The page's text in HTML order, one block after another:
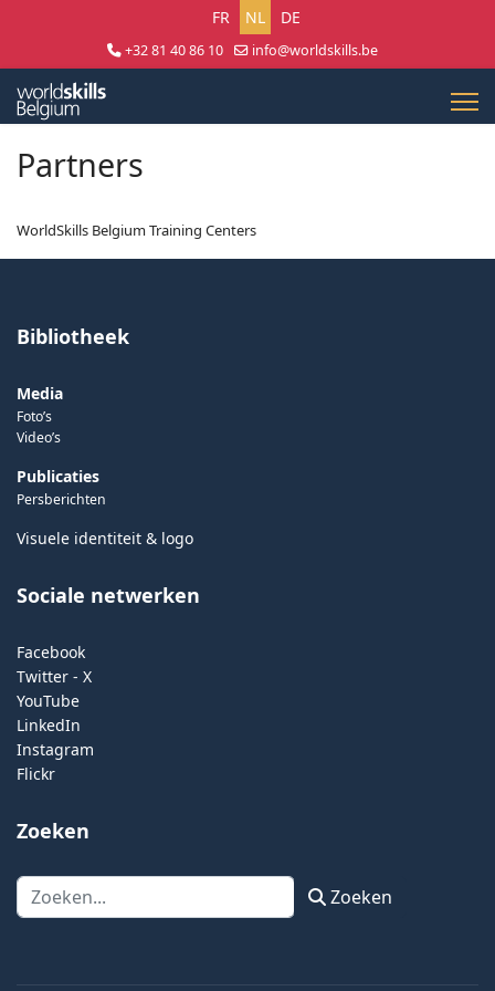
Selecteer uw taal
FR NL DE
+32 81 40 86 10
info@worldskills.be
Partners
WorldSkills Belgium Training Centers
Bibliotheek
Media
Foto’s
Video’s
Publicaties
Persberichten
Visuele identiteit & logo
Sociale netwerken
Facebook
Twitter - X
YouTube
LinkedIn
Instagram
Flickr
Zoeken
Zoeken Zoeken